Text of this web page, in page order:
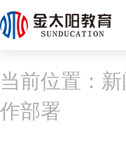
当前位置：
作部署